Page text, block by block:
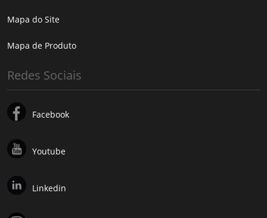
Mapa do Site
Mapa de Produto
Redes Sociais
Facebook
Youtube
Linkedin